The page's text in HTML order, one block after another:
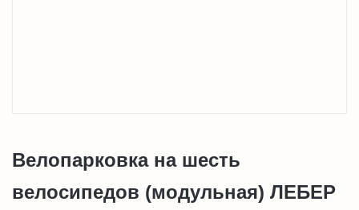
Велопарковка на шесть
велосипедов (модульная) ЛЕБЕР